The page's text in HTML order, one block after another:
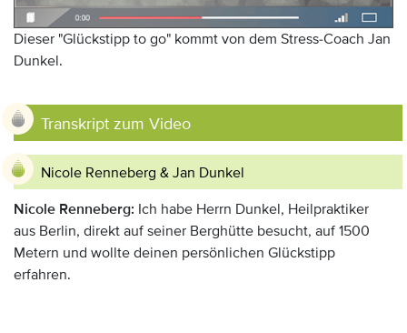
Dieser "Glückstipp to go" kommt von dem Stress-Coach Jan
Dunkel.
Transkript zum Video
Nicole Renneberg & Jan Dunkel
Nicole Renneberg: Ich habe Herrn Dunkel, Heilpraktiker
aus Berlin, direkt auf seiner Berghütte besucht, auf 1500
Metern und wollte deinen persönlichen Glückstipp
erfahren.